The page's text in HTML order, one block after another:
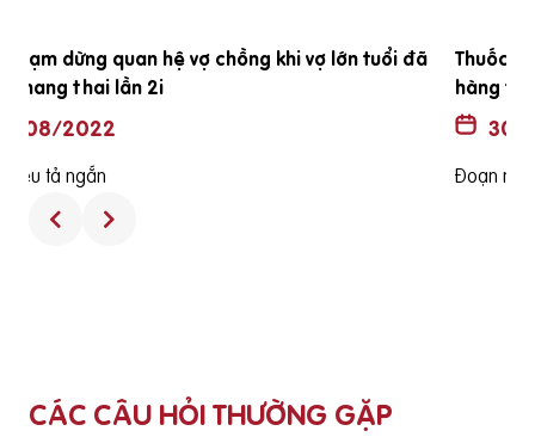
Thuốc không có hộp và hướng dẫn sử dụng có phải là
hàng thật
30/08/2022
Đoạn miêu tả ngắn
CÁC CÂU HỎI THƯỜNG GẶP